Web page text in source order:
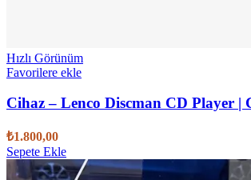
Hızlı Görünüm
Favorilere ekle
Cihaz – Lenco Discman CD Player |
₺1.800,00
Sepete Ekle